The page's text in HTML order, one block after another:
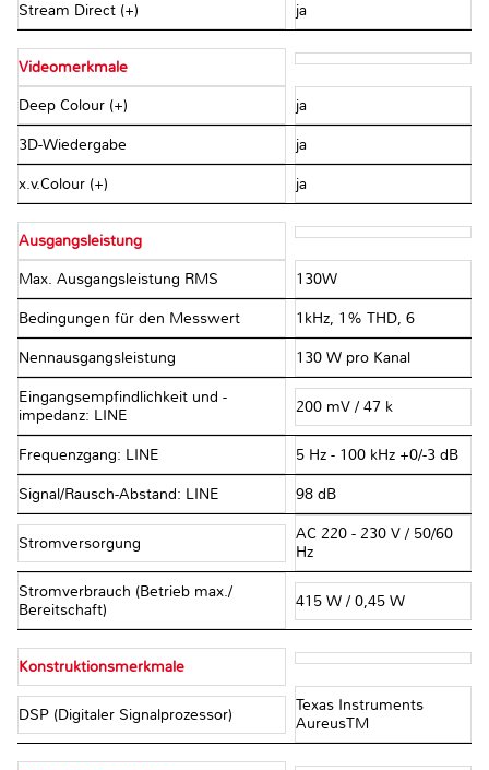
Stream Direct (+) ja
Videomerkmale
Deep Colour (+) ja
3D-Wiedergabe ja
x.v.Colour (+) ja
Ausgangsleistung
Max. Ausgangsleistung RMS 130W
Bedingungen für den Messwert 1kHz, 1% THD, 6Ω
Nennausgangsleistung 130 W pro Kanal
Eingangsempfindlichkeit und -
impedanz: LINE
200 mV / 47 kΩ
Frequenzgang: LINE 5 Hz - 100 kHz +0/-3 dB
Signal/Rausch-Abstand: LINE 98 dB
Stromversorgung
AC 220 - 230 V / 50/60
Hz
Stromverbrauch (Betrieb max./
Bereitschaft)
415 W / 0,45 W
Konstruktionsmerkmale
DSP (Digitaler Signalprozessor)
Texas Instruments
AureusTM